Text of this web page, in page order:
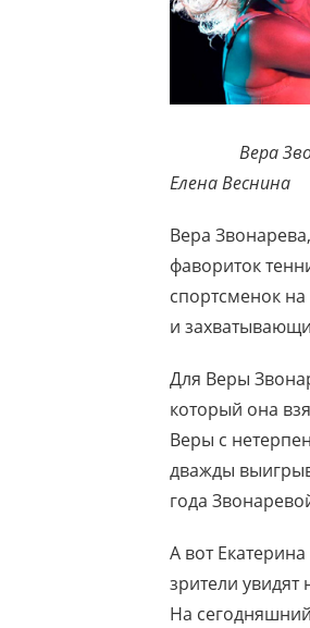
Вера
Елена Веснина
Вера
фавориток
спортсменок
и
Для Веры
который она
Веры с
дважды
года
А вот
зрители
На